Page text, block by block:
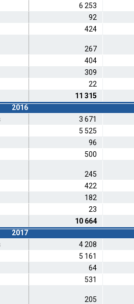
6 253
92
424
267
404
309
22
11 315
2016
3 671
5 525
96
500
245
422
182
23
10 664
2017
4 208
5 161
64
531
205